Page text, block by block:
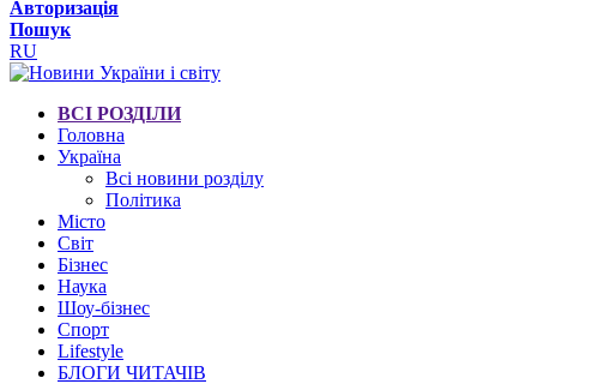
Авторизація
Пошук
RU
ВСІ РОЗДІЛИ
Головна
Україна
Всі новини розділу
Політика
Місто
Світ
Бізнес
Наука
Шоу-бізнес
Спорт
Lifestyle
БЛОГИ ЧИТАЧІВ